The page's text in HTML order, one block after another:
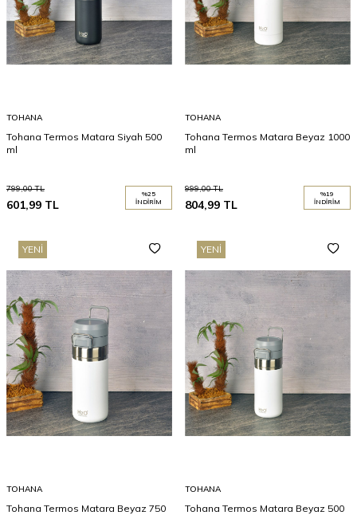
TOHANA
Tohana Termos Matara Siyah 500
ml
799,00TL
601,99 TL
%25
İNDIRIM
TOHANA
Tohana Termos Matara Beyaz 1000
ml
999,00TL
804,99 TL
%19
İNDIRIM
YENI
TOHANA
Tohana Termos Matara Beyaz 750
YENI
TOHANA
Tohana Termos Matara Beyaz 500